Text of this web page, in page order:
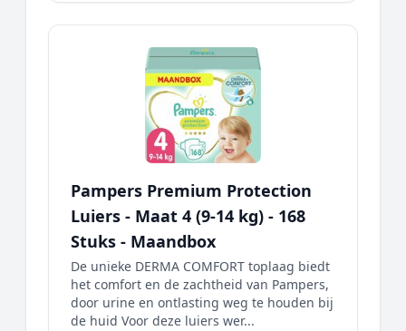
Pampers Premium Protection
Luiers - Maat 4 (9-14 kg) - 168
Stuks - Maandbox
De unieke DERMA COMFORT toplaag biedt
het comfort en de zachtheid van Pampers,
door urine en ontlasting weg te houden bij
de huid Voor deze luiers wer...